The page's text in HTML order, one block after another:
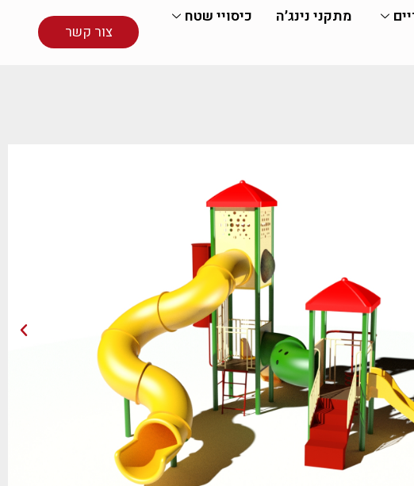
מתקני נינג׳ה
כיסויי שטח
צור קשר